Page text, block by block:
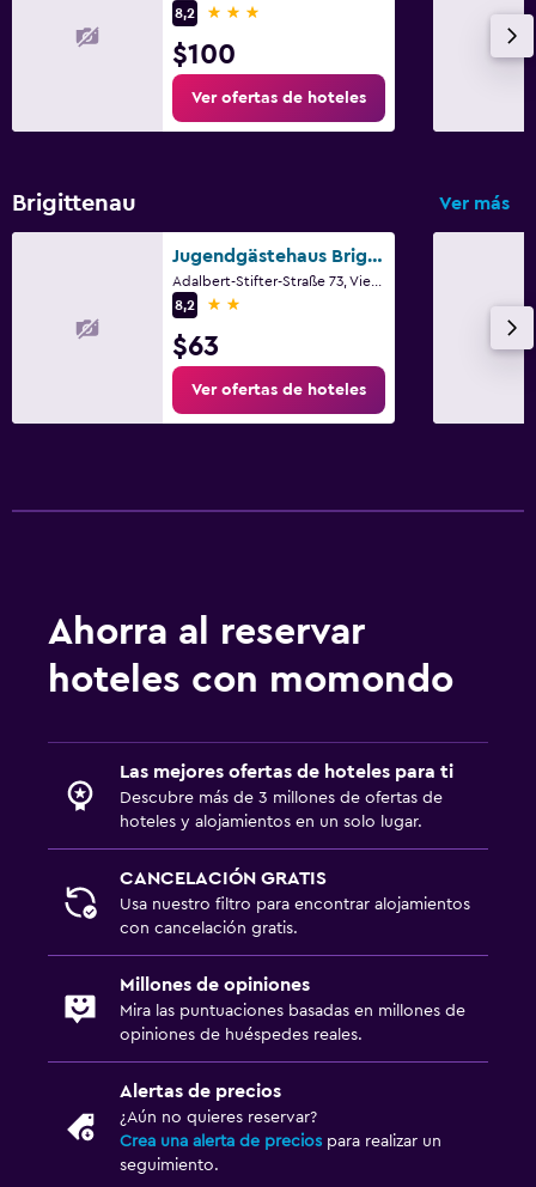
8,2
3 estrellas
$100
Ver ofertas de hoteles
Brigittenau Ver más
Jugendgästehaus Brigittenau & Brigittenau Youth Palace
8,2
2 estrellas
$63
Ver ofertas de hoteles
Ahorra al reservar
hoteles con momondo
Las mejores ofertas de hoteles para ti
Descubre más de 3 millones de ofertas de
hoteles y alojamientos en un solo lugar.
CANCELACIÓN GRATIS
Usa nuestro filtro para encontrar alojamientos
con cancelación gratis.
Millones de opiniones
Mira las puntuaciones basadas en millones de
opiniones de huéspedes reales.
Alertas de precios
¿Aún no quieres reservar?
Crea una alerta de precios para realizar un
seguimiento.